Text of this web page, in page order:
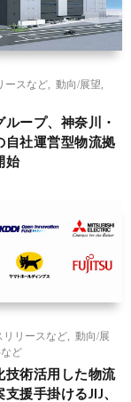
ースなど
動向/展望
ープ、神奈川・
自社運営型物流拠
始
リリースなど
動向/展
ど
技術活用した物流
援手掛けるJIJ、